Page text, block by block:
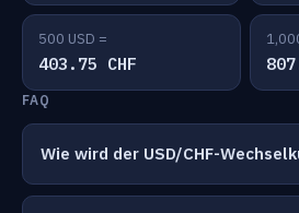
500 USD =
403.75 CHF
FAQ
Wie wird der USD/CHF-